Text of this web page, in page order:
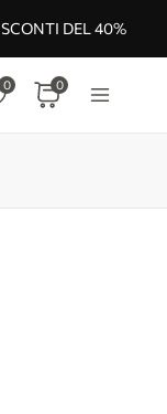
SCONTI DEL 40%
0 0